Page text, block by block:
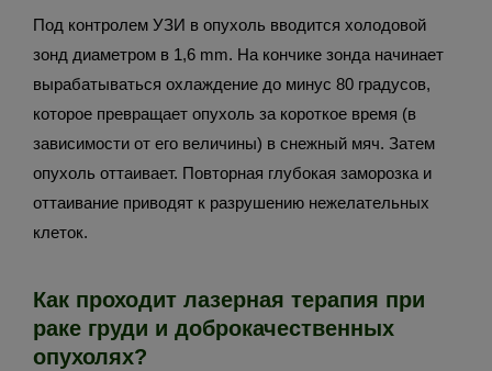
Под контролем УЗИ в опухоль вводится холодовой
зонд диаметром в 1,6 mm. На кончике зонда начинает
вырабатываться охлаждение до минус 80 градусов,
которое превращает опухоль за короткое время (в
зависимости от его величины) в снежный мяч. Затем
опухоль оттаивает. Повторная глубокая заморозка и
оттаивание приводят к разрушению нежелательных
клеток.
Как проходит лазерная терапия при
раке груди и доброкачественных
опухолях?